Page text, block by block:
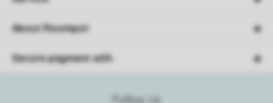
Follow Us
About Roompot
Secure payment with